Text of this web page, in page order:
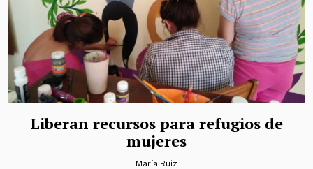
Liberan recursos para refugios de
mujeres
María Ruiz